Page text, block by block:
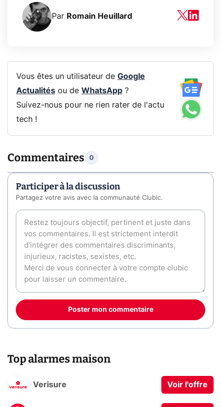
Par Romain Heuillard
Vous êtes un utilisateur de Google
Actualitésou de WhatsApp?
Suivez-nous pour ne rien rater de l'actu
tech !
Commentaires 0
Participer à la discussion
Partagez votre avis avec la communauté Clubic.
Poster mon commentaire
Top alarmes maison
Verisure Voir l'offre